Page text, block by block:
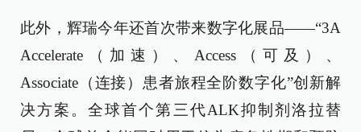
此外，辉瑞今年还首次带来数字化展品——“3A
Accelerate（加速）、Access（可及）、
Associate（连接）患者旅程全阶数字化”创新解
决方案。全球首个第三代ALK抑制剂洛拉替